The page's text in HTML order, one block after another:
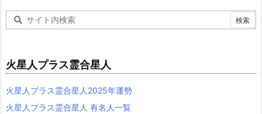
火星人プラス霊合星人
火星人プラス霊合星人2025年運勢
火星人プラス霊合星人 有名人一覧